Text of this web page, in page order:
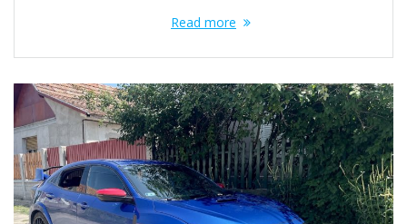
Read more